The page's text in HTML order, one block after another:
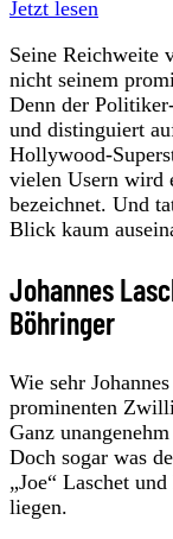
Jetzt lesen
Seine Reichweite
nicht seinem
Denn der
und distinguiert
Hollywood-
vielen Usern wird
bezeichnet. Und
Blick kaum
Johannes
Böhringer
Wie sehr
prominenten
Ganz
Doch sogar was
„Joe“ Laschet
liegen.